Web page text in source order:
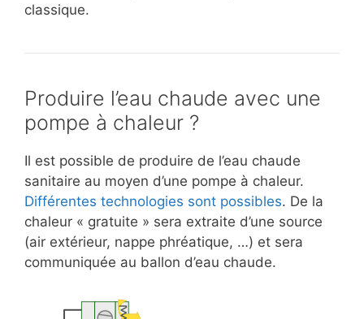
classique.
Produire l’eau chaude avec une
pompe à chaleur ?
Il est possible de produire de l’eau chaude
sanitaire au moyen d’une pompe à chaleur.
Différentes technologies sont possibles. De la
chaleur « gratuite » sera extraite d’une source
(air extérieur, nappe phréatique, …) et sera
communiquée au ballon d’eau chaude.